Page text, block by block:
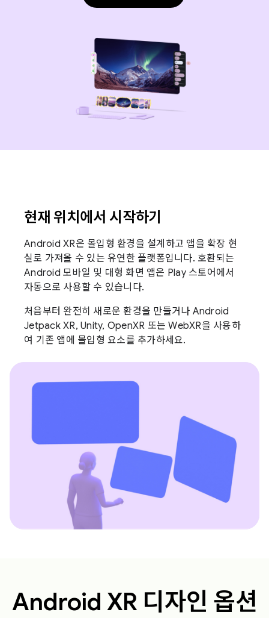
현재 위치에서 시작하기
Android XR은 몰입형 환경을 설계하고 앱을 확장 현
실로 가져올 수 있는 유연한 플랫폼입니다. 호환되는
Android 모바일 및 대형 화면 앱은 Play 스토어에서
자동으로 사용할 수 있습니다.
처음부터 완전히 새로운 환경을 만들거나 Android
Jetpack XR, Unity, OpenXR 또는 WebXR을 사용하
여 기존 앱에 몰입형 요소를 추가하세요.
Android XR 디자인 옵션